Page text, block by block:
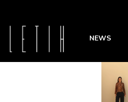
NEWS